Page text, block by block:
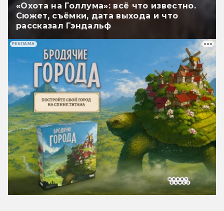
«Охота на Голлума»: всё что известно.
Сюжет, съёмки, дата выхода и что
рассказал Гэндальф
РЕКЛАМА